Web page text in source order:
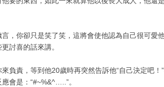
，你卻只是笑了笑，這將會使他認為自己很可愛
討喜的話來講。
負責，等到他20歲時再突然告訴他“自己決定吧！
會是：“#~%&^…..”。